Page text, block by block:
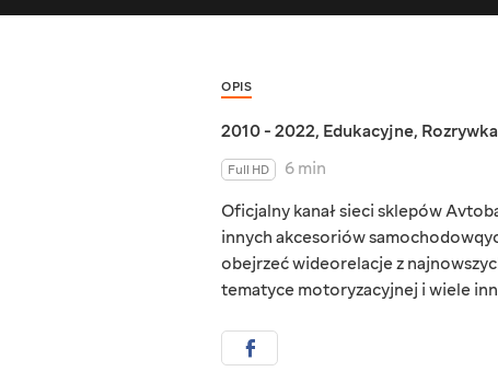
OPIS
2010 - 2022, Edukacyjne, Rozrywka
Full HD
6 min
Oficjalny kanał sieci sklepów
innych akcesoriów
obejrzeć wideorelacje z
tematyce motoryzacyjnej i wiele